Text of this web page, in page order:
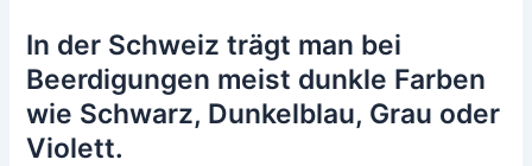
In der Schweiz trägt man bei
Beerdigungen meist dunkle Farben
wie Schwarz, Dunkelblau, Grau oder
Violett.